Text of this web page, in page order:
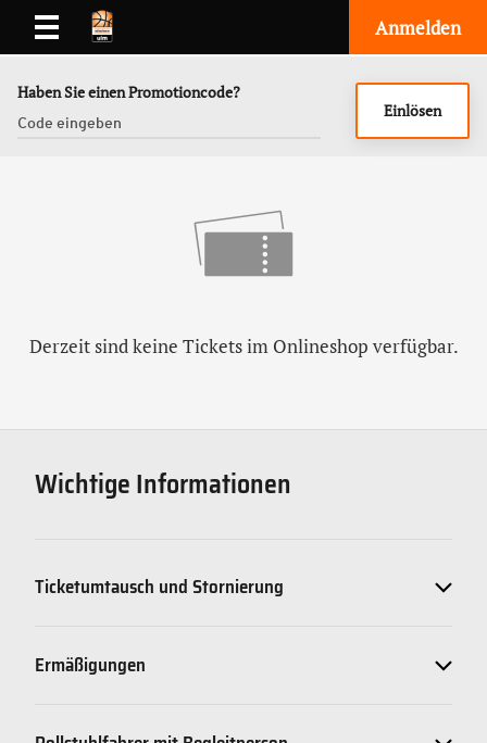
Anmelden
Haben Sie einen Promotioncode?
Einlösen
Derzeit sind keine Tickets im Onlineshop verfügbar.
Wichtige Informationen
Ticketumtausch und Stornierung
Ermäßigungen